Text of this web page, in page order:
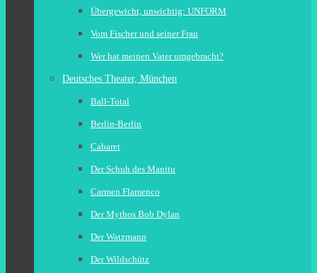
Übergewicht, unwichtig: UNFORM
Vom Fischer und seiner Frau
Wer hat meinen Vater umgebracht?
Deutsches Theater, München
Ball-Total
Berlin-Berlin
Cabaret
Der Schuh des Manitu
Carmen Flamenco
Der Mythos Bob Dylan
Der Watzmann
Der Wildschütz